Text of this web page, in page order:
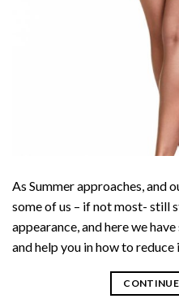
As Summer approaches, and
some of us – if not most- still
appearance, and here we
and help you in how to reduce